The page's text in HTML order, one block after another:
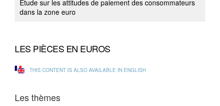
Étude sur les attitudes de paiement des consommateurs
dans la zone euro
LES PIÈCES EN EUROS
THIS CONTENT IS ALSO AVAILABLE IN ENGLISH
Les thèmes